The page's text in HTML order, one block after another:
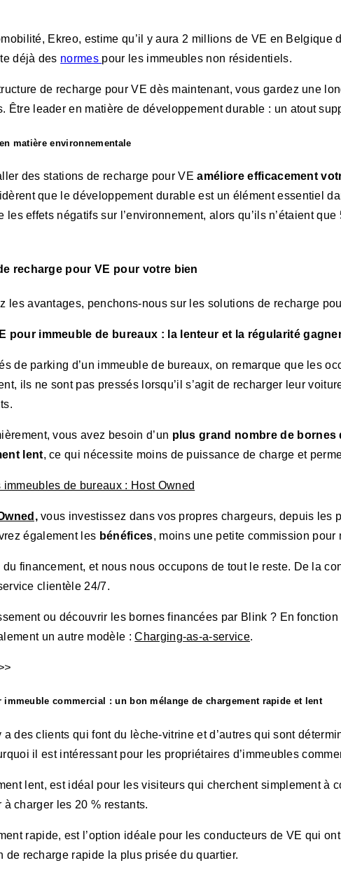
Ekreo, estime qu’il y aura 2 millions de VE en
déjà des normes pour les immeubles non résidentiels.
de recharge pour VE dès maintenant, vous gardez une
Être leader en matière de développement durable : un atout
matière environnementale
des stations de recharge pour VEaméliore efficacement
que le développement durable est un élément essentiel
les effets négatifs sur l’environnement, alors qu’ils n’étaient
recharge pour VE pour votre bien
les avantages, penchons-nous sur les solutions de recharge
pour immeuble de bureaux : la lenteur et la régularité
de parking d’un immeuble de bureaux, on remarque que les
ils ne sont pas pressés lorsqu’il s’agit de recharger leur
vous avez besoin d’un plus grand nombre de bornes
lent, ce qui nécessite moins de puissance de charge et
de bureaux : Host Owned
vous investissez dans vos propres chargeurs, depuis les
également les bénéfices, moins une petite commission
financement, et nous nous occupons de tout le reste. De la
clientèle 24/7.
ou découvrir les bornes financées par Blink ? En
un autre modèle :Charging-as-a-service.
commercial : un bon mélange de chargement rapide et lent
des clients qui font du lèche-vitrine et d’autres qui sont
il est intéressant pour les propriétaires d’immeubles
lent, est idéal pour les visiteurs qui cherchent simplement
charger les 20 % restants.
rapide, est l’option idéale pour les conducteurs de VE qui
de recharge rapide la plus prisée du quartier.